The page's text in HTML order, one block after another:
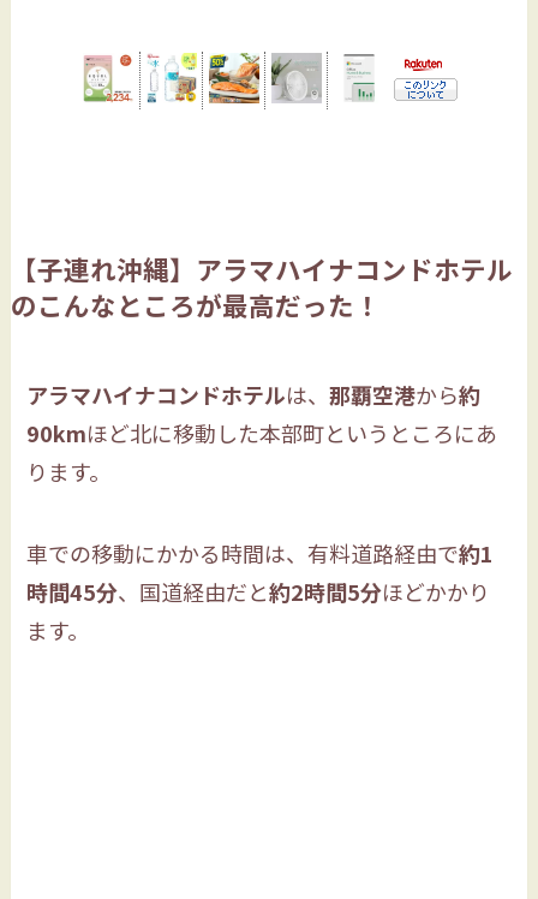
【子連れ沖縄】アラマハイナコンドホテル
のこんなところが最高だった！
アラマハイナコンドホテルは、那覇空港から約
90kmほど北に移動した本部町というところにあ
ります。
車での移動にかかる時間は、有料道路経由で約1
時間45分、国道経由だと約2時間5分ほどかかり
ます。